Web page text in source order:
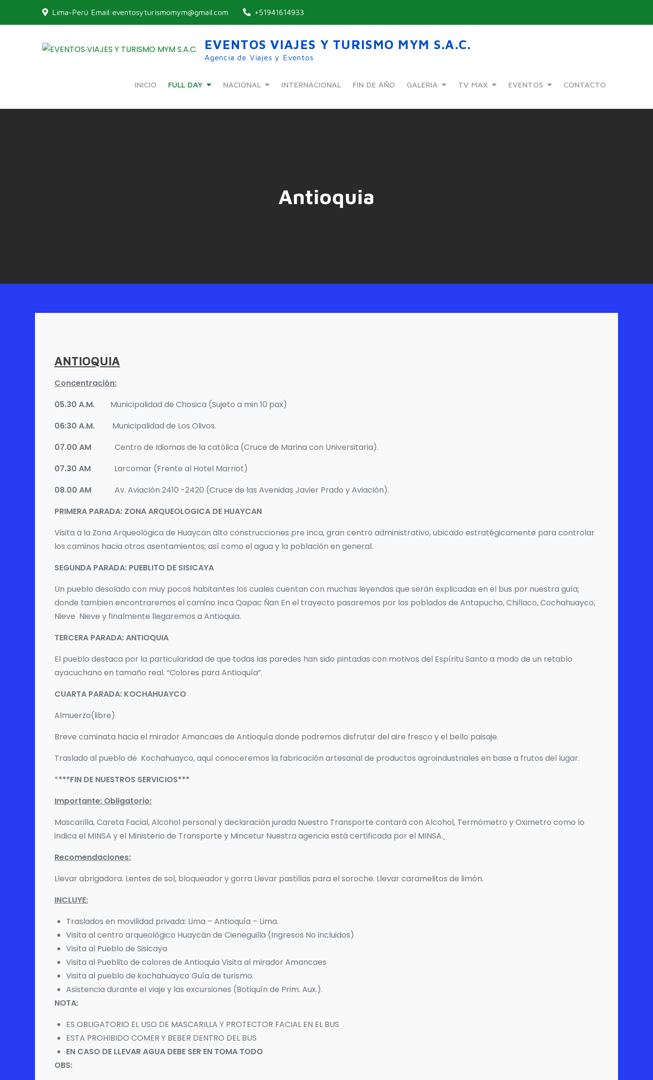
Lima-Perú Email:eventosyturismomym@gmail.com +51941614933
EVENTOS VIAJES Y TURISMO MYM S.A.C.
Agencia de Viajes y Eventos
INICIO FULL DAY NACIONAL INTERNACIONAL FIN DE AÑO GALERIA TV MAX EVENTOS CONTACTO
Antioquia
ANTIOQUIA
Concentración:
05.30 A.M. Municipalidad de Chosica (Sujeto a min 10 pax)
06:30 A.M. Municipalidad de Los Olivos.
07.00 AM Centro de Idiomas de la católica (Cruce de Marina con Universitaria).
07.30 AM Larcomar (Frente al Hotel Marriot)
08.00 AM Av. Aviación 2410 -2420 (Cruce de las Avenidas Javier Prado y Aviación).
PRIMERA PARADA: ZONA ARQUEOLOGICA DE HUAYCAN
Visita a la Zona Arqueológica de Huaycan alto construcciones pre Inca, gran centro administrativo, ubicado estratégicamente para controlar
los caminos hacia otros asentamientos; así como el agua y la población en general.
SEGUNDA PARADA: PUEBLITO DE SISICAYA
Un pueblo desolado con muy pocos habitantes los cuales cuentan con muchas leyendas que serán explicadas en el bus por nuestra guía;
donde tambien encontraremos el camino Inca Qapac Ñan En el trayecto pasaremos por los poblados de Antapucho, Chillaco, Cochahuayco,
Nieve Nieve y finalmente llegaremos a Antioquia.
TERCERA PARADA: ANTIOQUIA
El pueblo destaca por la particularidad de que todas las paredes han sido pintadas con motivos del Espíritu Santo a modo de un retablo
ayacuchano en tamaño real. “Colores para Antioquía”.
CUARTA PARADA: KOCHAHUAYCO
Almuerzo(libre)
Breve caminata hacia el mirador Amancaes de Antioquía donde podremos disfrutar del aire fresco y el bello paisaje.
Traslado al pueblo de Kochahuayco, aquí conoceremos la fabricación artesanal de productos agroindustriales en base a frutos del lugar.
****FIN DE NUESTROS SERVICIOS***
Importante: Obligatorio:
Mascarilla, Careta Facial, Alcohol personal y declaración jurada Nuestro Transporte contará con Alcohol, Termómetro y Oximetro como lo
indica el MINSA y el Ministerio de Transporte y Mincetur Nuestra agencia está certificada por el MINSA.
Recomendaciones:
Llevar abrigadora. Lentes de sol, bloqueador y gorra Llevar pastillas para el soroche. Llevar caramelitos de limón.
INCLUYE:
Traslados en movilidad privada: Lima – Antioquía – Lima.
Visita al centro arqueológico Huaycán de Cieneguilla (Ingresos No incluidos)
Visita al Pueblo de Sisicaya
Visita al Pueblito de colores de Antioquia Visita al mirador Amancaes
Visita al pueblo de kochahuayco Guía de turismo.
Asistencia durante el viaje y las excursiones (Botiquín de Prim. Aux.).
NOTA:
ES OBLIGATORIO EL USO DE MASCARILLA Y PROTECTOR FACIAL EN EL BUS
ESTA PROHIBIDO COMER Y BEBER DENTRO DEL BUS
EN CASO DE LLEVAR AGUA DEBE SER EN TOMA TODO
OBS: